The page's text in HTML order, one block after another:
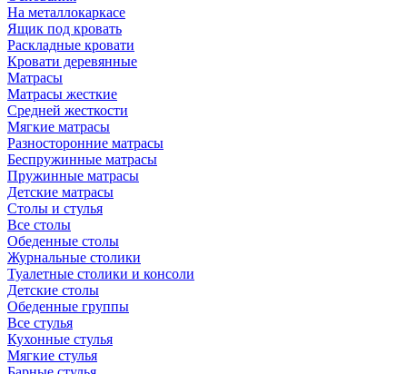
На металлокаркасе
Ящик под кровать
Раскладные кровати
Кровати деревянные
Матрасы
Матрасы жесткие
Средней жесткости
Мягкие матрасы
Разносторонние матрасы
Беспружинные матрасы
Пружинные матрасы
Детские матрасы
Столы и стулья
Все столы
Обеденные столы
Журнальные столики
Туалетные столики и консоли
Детские столы
Обеденные группы
Все стулья
Кухонные стулья
Мягкие стулья